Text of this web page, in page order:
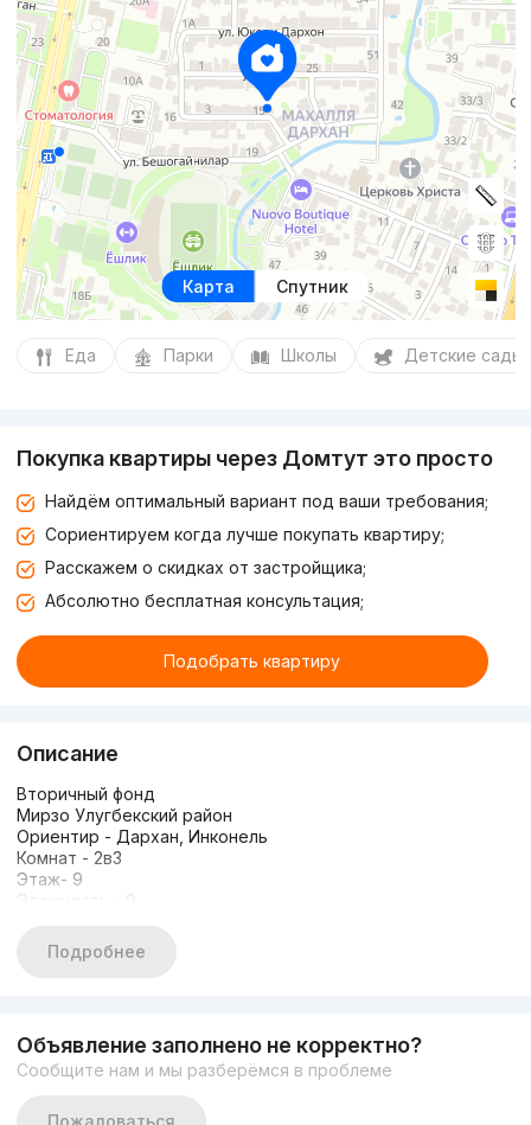
Карта Спутник
Еда Парки Школы Детские сады
Покупка квартиры через Домтут это просто
Найдём оптимальный вариант под ваши требования;
Сориентируем когда лучше покупать квартиру;
Расскажем о скидках от застройщика;
Абсолютно бесплатная консультация;
Подобрать квартиру
Описание
Вторичный фонд
Мирзо Улугбекский район
Ориентир - Дархан, Инконель
Комнат - 2в3
Этаж- 9
Этажность - 9
Состояние - Евро ремонт, укомплектована мебелью и
техникой
Подробнее
Объявление заполнено не корректно?
Сообщите нам и мы разберёмся в проблеме
Пожаловаться